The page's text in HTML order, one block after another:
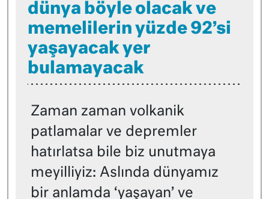
dünya böyle olacak ve
memelilerin yüzde 92’si
yaşayacak yer
bulamayacak
Zaman zaman volkanik
patlamalar ve depremler
hatırlatsa bile biz unutmaya
meyilliyiz: Aslında dünyamız
bir anlamda ‘yaşayan’ ve